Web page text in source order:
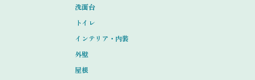
洗面台
トイレ
インテリア・内装
外壁
屋根